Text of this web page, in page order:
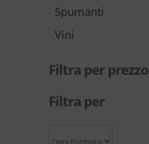
Spumanti
Vini
Filtra per prezzo
Filtra per